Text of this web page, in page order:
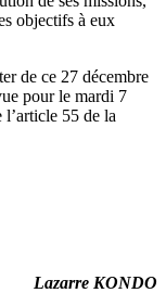
objectifs à eux
de ce 27 décembre
pour le mardi 7
55 de la
Lazarre KONDO